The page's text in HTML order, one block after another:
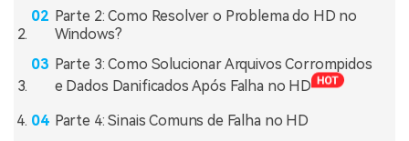
Parte 2: Como Resolver o Problema do HD no
Windows?
Parte 3: Como Solucionar Arquivos Corrompidos
e Dados Danificados Após Falha no HD
Parte 4: Sinais Comuns de Falha no HD